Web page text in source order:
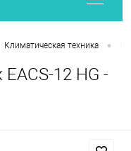
Климатическая техника •
12 HG -